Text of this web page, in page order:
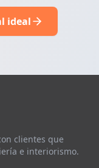
ideal
clientes que
e interiorismo.